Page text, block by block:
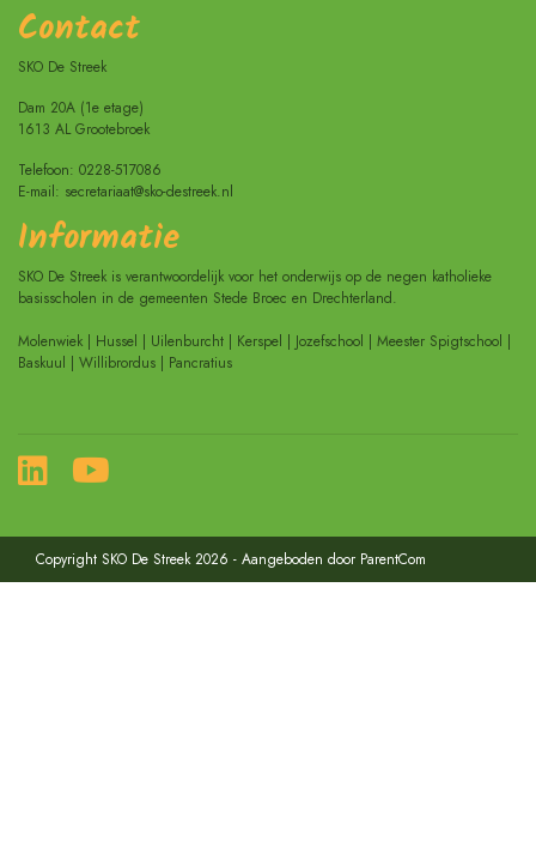
Contact
SKO De Streek
Dam 20A (1e etage)
1613 AL Grootebroek
Telefoon: 0228-517086
E-mail: secretariaat@sko-destreek.nl
Informatie
SKO De Streek is verantwoordelijk voor het onderwijs op de negen katholieke
basisscholen in de gemeenten Stede Broec en Drechterland.
Molenwiek | Hussel | Uilenburcht | Kerspel | Jozefschool | Meester Spigtschool |
Baskuul | Willibrordus | Pancratius
Copyright SKO De Streek 2026 - Aangeboden door ParentCom